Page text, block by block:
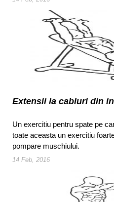
Extensii la cabluri din
Un exercitiu pentru spate pe
toate aceasta un exercitiu
pompare muschiului.
14 Feb, 2016